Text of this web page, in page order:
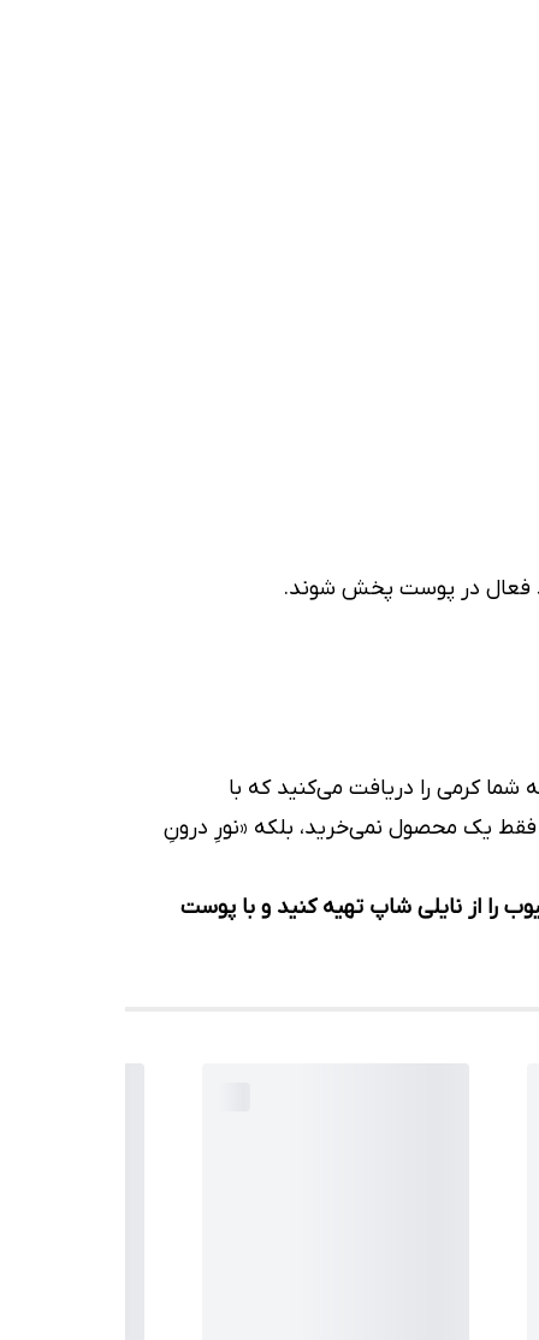
فعال در پوست پخش شوند.
شما کرمی را دریافت می‌کنید که با
یک محصول نمی‌خرید، بلکه «نورِ درونِ
را از نایلی شاپ تهیه کنید و با پوست